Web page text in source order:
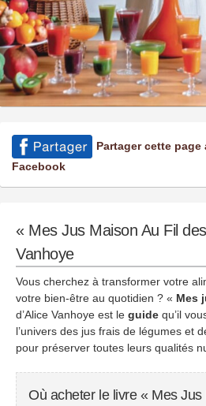
Partager cette
Facebook
« Mes Jus Maison Au Fil
Vanhoye
Vous cherchez à transformer votre
votre bien-être au quotidien ? « Mes
d’Alice Vanhoye est le guide qu’il
l’univers des jus frais de légumes et
pour préserver toutes leurs qualités
Où acheter le livre « Mes